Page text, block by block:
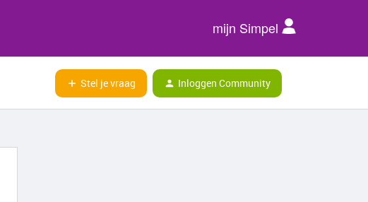
mijn Simpel
Stel je vraag Inloggen Community